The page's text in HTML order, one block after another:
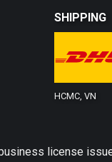
SHIPPING
HCMC, VN
license